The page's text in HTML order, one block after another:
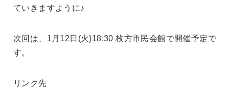
ていきますように♪
次回は、1月12日(火)18:30 枚方市民会館で開催予定で
す。
リンク先